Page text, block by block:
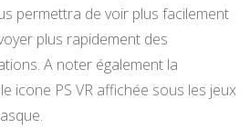
permettra de voir plus facilement
plus rapidement des
A noter également la
icone PS VR affichée sous les jeux